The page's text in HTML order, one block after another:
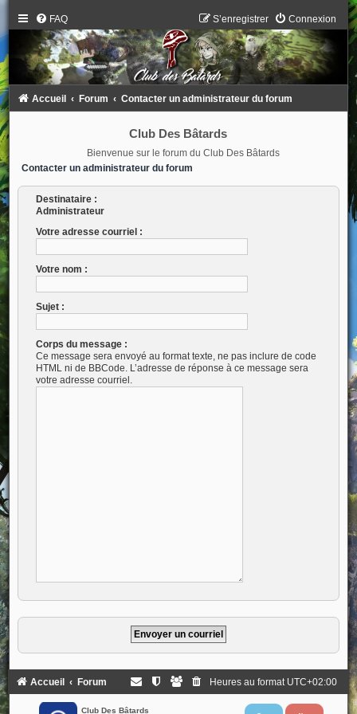
FAQ Connexion
S’enregistrer
Accueil Forum Contacter un administrateur du forum
Club Des Bâtards
Bienvenue sur le forum du Club Des Bâtards
Contacter un administrateur du forum
Destinataire :
Administrateur
Votre adresse courriel :
Votre nom :
Sujet :
Corps du message :
Ce message sera envoyé au format texte, ne pas inclure de code
HTML ni de BBCode. L’adresse de réponse à ce message sera
votre adresse courriel.
Accueil Forum Heures au format UTC+02:00
Club Des Bâtards